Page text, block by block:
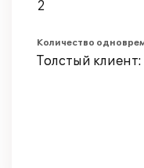
2
Количество
Толстый клиент: